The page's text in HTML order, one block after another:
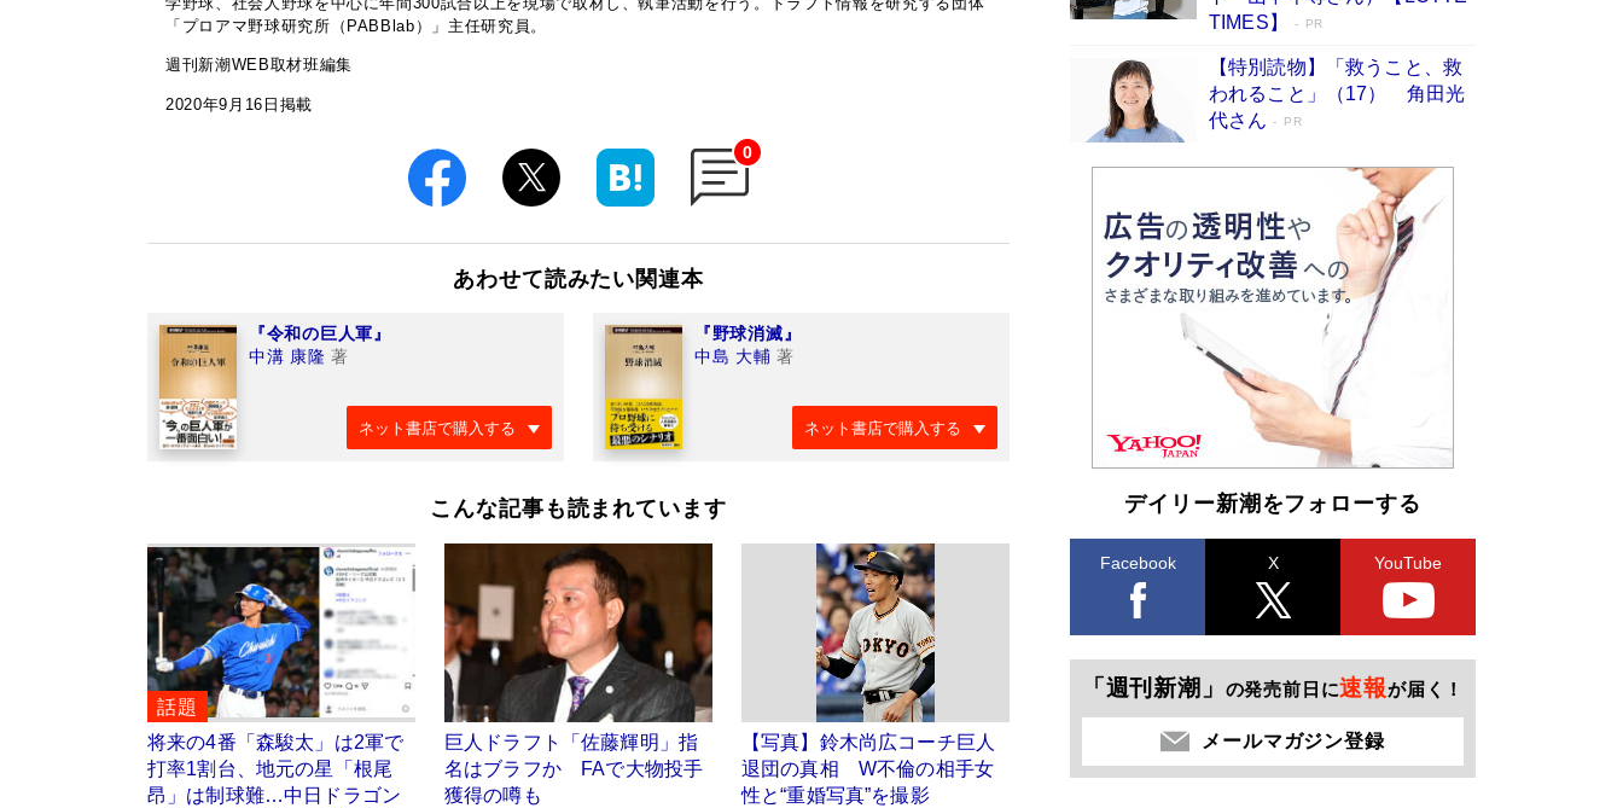
「プロアマ野球研究所（PABBlab）」主任研究員。
週刊新潮WEB取材班編集
2020年9月16日掲載
0
あわせて読みたい関連本
『令和の巨人軍』
中溝 康隆 著
ネット書店で購入する
『野球消滅』
中島 大輔 著
ネット書店で購入する
こんな記事も読まれています
話題
将来の4番「森駿太」は2軍で
打率1割台、地元の星「根尾
昂」は制球難…中日ドラゴン
巨人ドラフト「佐藤輝明」指
名はブラフか FAで大物投手
獲得の噂も
【写真】鈴木尚広コーチ巨人
退団の真相 W不倫の相手女
性と“重婚写真”を撮影
イン［文庫ベストセラー］
Book Bang
TIMES】
PR
【特別読物】「救うこと、救
われること」（17） 角田光
代さん
PR
デイリー新潮をフォローする
Facebook X YouTube
「週刊新潮」 の発売前日に速報が届く！
メールマガジン登録